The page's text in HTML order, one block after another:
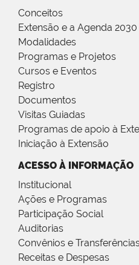
Conceitos
Extensão e a Agenda 2030
Modalidades
Programas e Projetos
Cursos e Eventos
Registro
Documentos
Visitas Guiadas
Programas de apoio à
Iniciação à Extensão
ACESSO À INFORMAÇÃO
Institucional
Ações e Programas
Participação Social
Auditorias
Convênios e
Receitas e Despesas